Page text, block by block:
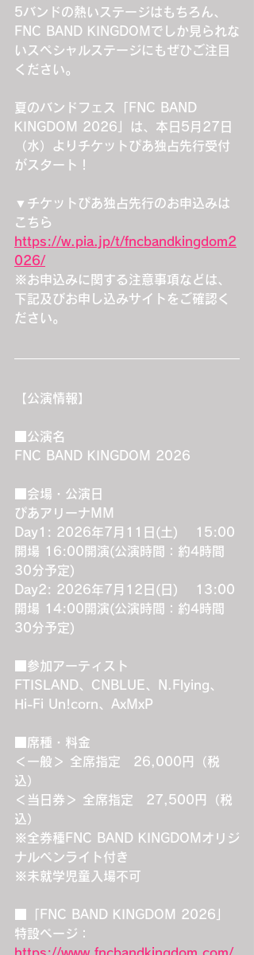
5バンドの熱いステージはもちろん、
FNC BAND KINGDOMでしか見られな
いスペシャルステージにもぜひご注目
ください。
夏のバンドフェス「FNC BAND
KINGDOM 2026」は、本日5月27日
（水）よりチケットぴあ独占先行受付
がスタート！
▼チケットぴあ独占先行のお申込みは
こちら
https://w.pia.jp/t/fncbandkingdom2
026/
※お申込みに関する注意事項などは、
下記及びお申し込みサイトをご確認く
ださい。
【公演情報】
■公演名
FNC BAND KINGDOM 2026
■会場・公演日
ぴあアリーナMM
Day1: 2026年7月11日(土)　 15:00
開場 16:00開演(公演時間：約4時間
30分予定)
Day2: 2026年7月12日(日)　 13:00
開場 14:00開演(公演時間：約4時間
30分予定)
■参加アーティスト
FTISLAND、CNBLUE、N.Flying、
Hi-Fi Un!corn、AxMxP
■席種・料金
＜一般＞ 全席指定　26,000円（税
込）
＜当日券＞ 全席指定　27,500円（税
込）
※全券種FNC BAND KINGDOMオリジ
ナルペンライト付き
※未就学児童入場不可
■「FNC BAND KINGDOM 2026」
特設ページ：